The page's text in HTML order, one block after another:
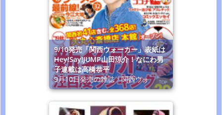
9/10発売「関西ウォーカー」表紙は
Hey!Say!JUMP山田涼介！なにわ男
子連載は高橋恭平
9月10日発売の雑誌「関西ウォ